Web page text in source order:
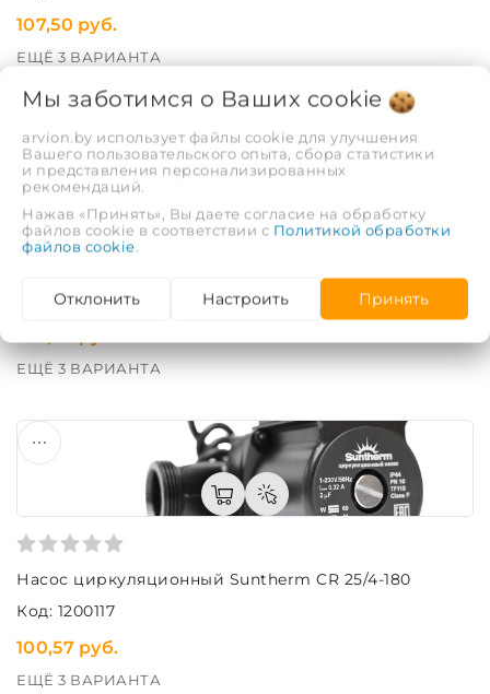
107,50 руб.
ЕЩЁ 3 ВАРИАНТА
Код: 1200118
ЕЩЁ 3 ВАРИАНТА
Насос циркуляционный Suntherm CR 25/4-180
Код: 1200117
100,57 руб.
ЕЩЁ 3 ВАРИАНТА
Мы заботимся о Ваших cookie
arvion.by использует файлы cookie для улучшения
Вашего пользовательского опыта, сбора статистики
и представления персонализированных
рекомендаций.
Нажав «Принять», Вы даете согласие на обработку
файлов cookie в соответствии с Политикой обработки
файлов cookie.
Отклонить Настроить Принять